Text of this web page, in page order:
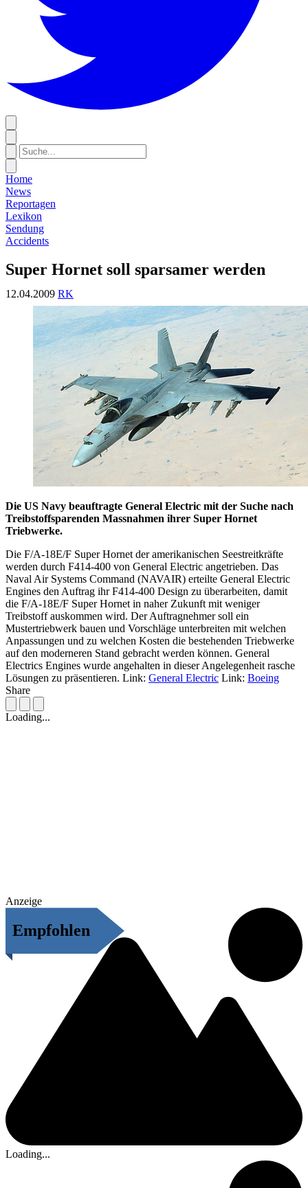
Home
News
Reportagen
Lexikon
Sendung
Accidents
Super Hornet soll sparsamer werden
12.04.2009 RK
Die US Navy beauftragte General Electric mit der Suche nach
Treibstoffsparenden Massnahmen ihrer Super Hornet
Triebwerke.
Die F/A-18E/F Super Hornet der amerikanischen Seestreitkräfte
werden durch F414-400 von General Electric angetrieben. Das
Naval Air Systems Command (NAVAIR) erteilte General Electric
Engines den Auftrag ihr F414-400 Design zu überarbeiten, damit
die F/A-18E/F Super Hornet in naher Zukunft mit weniger
Treibstoff auskommen wird. Der Auftragnehmer soll ein
Mustertriebwerk bauen und Vorschläge unterbreiten mit welchen
Anpassungen und zu welchen Kosten die bestehenden Triebwerke
auf den moderneren Stand gebracht werden können. General
Electrics Engines wurde angehalten in dieser Angelegenheit rasche
Lösungen zu präsentieren. Link: General Electric Link: Boeing
Share
Loading...
Anzeige
Empfohlen
Loading...